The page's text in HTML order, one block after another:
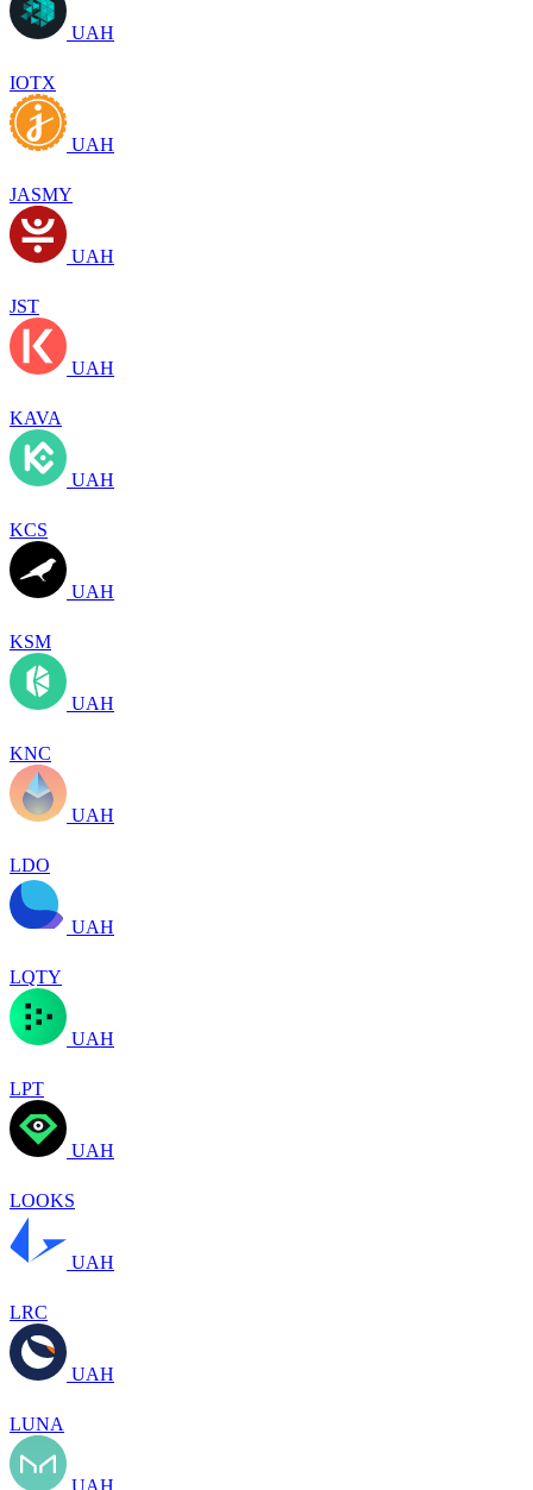
UAH
IOTX
UAH
JASMY
UAH
JST
UAH
KAVA
UAH
KCS
UAH
KSM
UAH
KNC
UAH
LDO
UAH
LQTY
UAH
LPT
UAH
LOOKS
UAH
LRC
UAH
LUNA
UAH